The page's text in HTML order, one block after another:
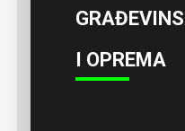
I OPREMA